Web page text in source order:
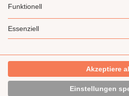
Impressum Datenschutz AGB
* Alle Preise inkl. gesetzl. Mehrwertsteuer zzgl.
Nachnahmegebühren, wenn nicht anders